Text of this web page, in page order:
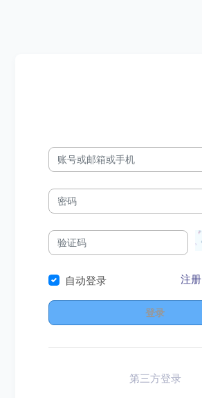
自动登录 注册
登录
第三方登录